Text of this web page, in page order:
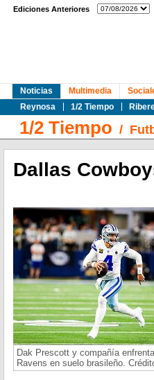
Ediciones Anteriores
Noticias
Reynosa
1/2 Tiempo
Multimedia
1/2 Tiempo /
Dallas
Dak Prescott y compañía
Ravens en suelo brasileño.